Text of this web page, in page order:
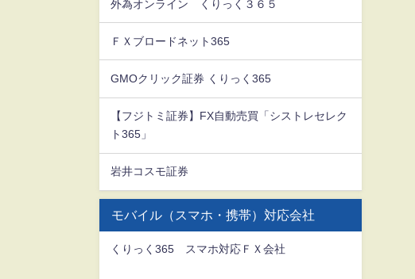
外為オンライン くりっく３６５
ＦＸブロードネット365
GMOクリック証券 くりっく365
【フジトミ証券】FX自動売買「シストレセレク
ト365」
岩井コスモ証券
モバイル（スマホ・携帯）対応会社
くりっく365 スマホ対応ＦＸ会社